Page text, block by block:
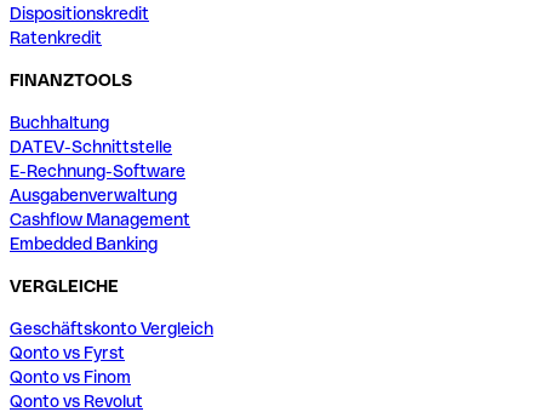
Dispositionskredit
Ratenkredit
FINANZTOOLS
Buchhaltung
DATEV-Schnittstelle
E-Rechnung-Software
Ausgabenverwaltung
Cashflow Management
Embedded Banking
VERGLEICHE
Geschäftskonto Vergleich
Qonto vs Fyrst
Qonto vs Finom
Qonto vs Revolut